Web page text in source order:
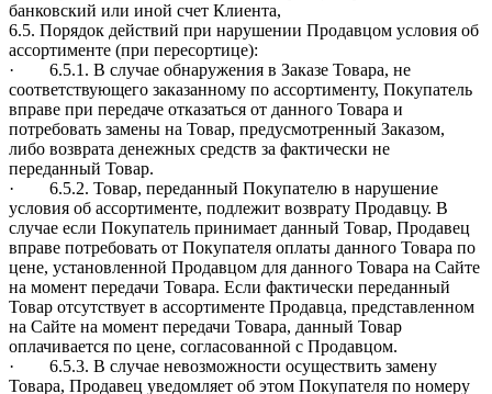
банковский или иной счет Клиента,
6.5. Порядок действий при нарушении Продавцом условия об
ассортименте (при пересортице):
· 6.5.1. В случае обнаружения в Заказе Товара, не
соответствующего заказанному по ассортименту, Покупатель
вправе при передаче отказаться от данного Товара и
потребовать замены на Товар, предусмотренный Заказом,
либо возврата денежных средств за фактически не
переданный Товар.
· 6.5.2. Товар, переданный Покупателю в нарушение
условия об ассортименте, подлежит возврату Продавцу. В
случае если Покупатель принимает данный Товар, Продавец
вправе потребовать от Покупателя оплаты данного Товара по
цене, установленной Продавцом для данного Товара на Сайте
на момент передачи Товара. Если фактически переданный
Товар отсутствует в ассортименте Продавца, представленном
на Сайте на момент передачи Товара, данный Товар
оплачивается по цене, согласованной с Продавцом.
· 6.5.3. В случае невозможности осуществить замену
Товара, Продавец уведомляет об этом Покупателя по номеру